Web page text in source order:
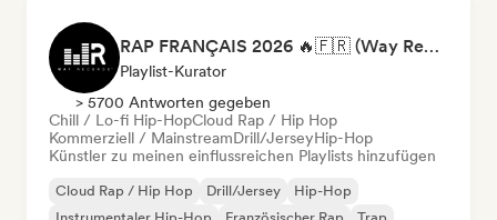
RAP FRANÇAIS 2026 🔥🇫🇷 (Way Records)
Playlist-Kurator
> 5700 Antworten gegeben
Chill / Lo-fi Hip-HopCloud Rap / Hip Hop
Kommerziell / MainstreamDrill/JerseyHip-Hop
Künstler zu meinen einflussreichen Playlists hinzufügen
Cloud Rap / Hip Hop Drill/Jersey
Hip-Hop